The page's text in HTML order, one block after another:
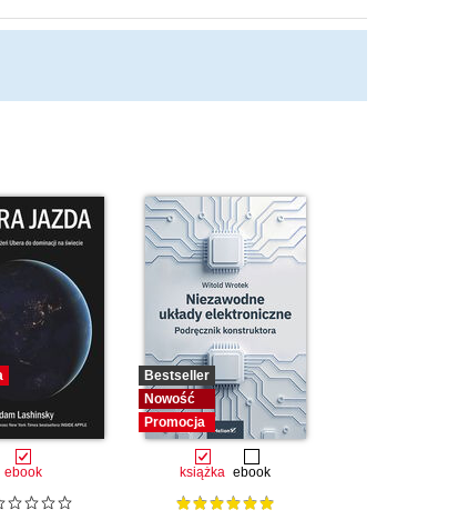
ebook
Bestseller
Nowość
Promocja
książka ebook